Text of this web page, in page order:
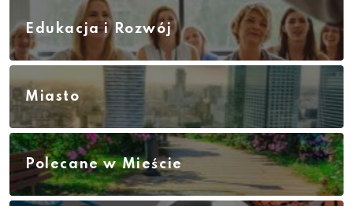
Edukacja i Rozwój
Miasto
Polecane w Mieście